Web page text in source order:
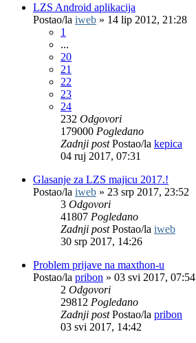
LZS Android aplikacija
Postao/la iweb » 14 lip 2012, 21:28
1
...
20
21
22
23
24
232 Odgovori
179000 Pogledano
Zadnji postPostao/la kepica
04 ruj 2017, 07:31
Glasanje za LZS majicu 2017.!
Postao/la iweb » 23 srp 2017, 23:52
3 Odgovori
41807 Pogledano
Zadnji postPostao/la iweb
30 srp 2017, 14:26
Problem prijave na maxthon-u
Postao/la pribon » 03 svi 2017, 07:54
2 Odgovori
29812 Pogledano
Zadnji postPostao/la pribon
03 svi 2017, 14:42